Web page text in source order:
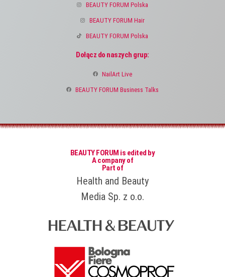
BEAUTY FORUM Polska
BEAUTY FORUM Hair
BEAUTY FORUM Polska
Dołącz do naszych grup:
NailArt Live
BEAUTY FORUM Business Talks
BEAUTY FORUM is edited by
A company of
Part of
Health and Beauty
Media Sp. z o.o.